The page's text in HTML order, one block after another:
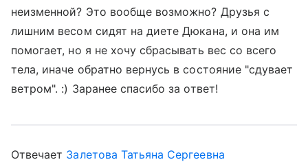
неизменной? Это вообще возможно? Друзья с
лишним весом сидят на диете Дюкана, и она им
помогает, но я не хочу сбрасывать вес со всего
тела, иначе обратно вернусь в состояние "сдувает
ветром". :) Заранее спасибо за ответ!
Отвечает Залетова Татьяна Сергеевна